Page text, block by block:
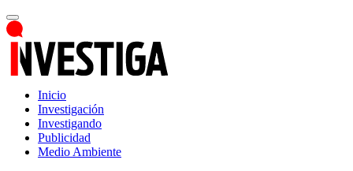
Inicio
Investigación
Investigando
Publicidad
Medio Ambiente